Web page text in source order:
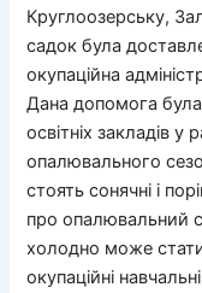
Круглоозерську,
садок була
окупаційна
Дана допомога була
освітніх закладів
опалювального
стоять сонячні і
про опалювальний
холодно може
окупаційні